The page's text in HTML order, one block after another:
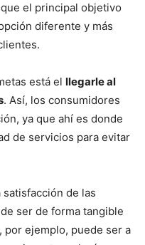
el principal objetivo
diferente y más
está el llegarle al
. Así, los consumidores
ya que ahí es donde
de servicios para evitar
de las
ser de forma tangible
ejemplo, puede ser a